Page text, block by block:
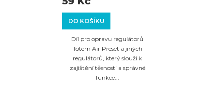
DO KOŠÍKU
Díl pro opravu regulátorů
Totem Air Preset a jiných
regulátorů, který slouží k
zajištění těsnosti a správné
funkce...